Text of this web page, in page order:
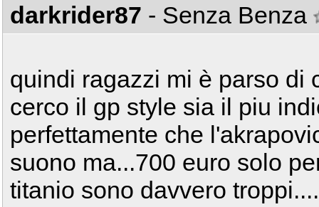
darkrider87 - Senza Benza
quindi ragazzi mi è parso di
cerco il gp style sia il piu
perfettamente che
suono ma...700 euro solo
titanio sono davvero